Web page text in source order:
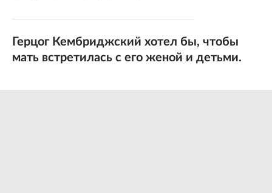
Герцог Кембриджский хотел бы, чтобы
мать встретилась с его женой и детьми.